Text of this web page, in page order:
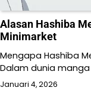
Alasan Hashiba
Minimarket
Mengapa Hashiba
Dalam dunia
Januari 4, 2026